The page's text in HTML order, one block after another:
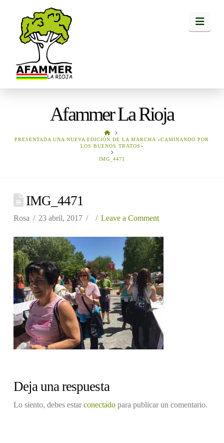
Afammer La Rioja
HOME
PRESENTADA UNA NUEVA EDICIÓN DE LA MARCHA «CAMINANDO POR
LOS BUENOS TRATOS»
IMG_4471
IMG_4471
Rosa 23 abril, 2017 Leave a Comment
Deja una respuesta
Lo siento, debes estarconectadopara publicar un comentario.